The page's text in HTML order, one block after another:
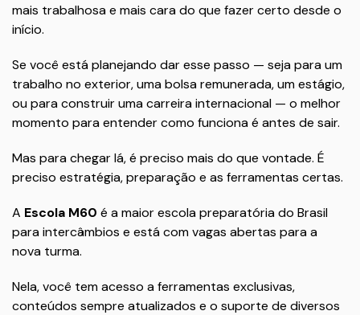
mais trabalhosa e mais cara do que fazer certo desde o
início.
Se você está planejando dar esse passo — seja para um
trabalho no exterior, uma bolsa remunerada, um estágio,
ou para construir uma carreira internacional — o melhor
momento para entender como funciona é antes de sair.
Mas para chegar lá, é preciso mais do que vontade. É
preciso estratégia, preparação e as ferramentas certas.
A Escola M60 é a maior escola preparatória do Brasil
para intercâmbios e está com vagas abertas para a
nova turma.
Nela, você tem acesso a ferramentas exclusivas,
conteúdos sempre atualizados e o suporte de diversos